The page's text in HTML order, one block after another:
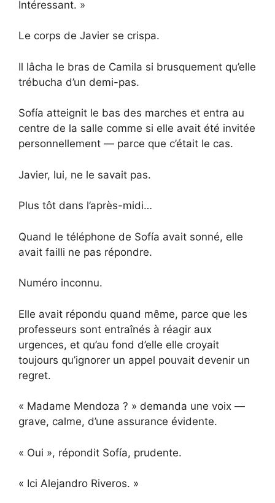
Intéressant. »
Le corps de Javier se crispa.
Il lâcha le bras de Camila si brusquement qu’elle
trébucha d’un demi-pas.
Sofía atteignit le bas des marches et entra au
centre de la salle comme si elle avait été invitée
personnellement — parce que c’était le cas.
Javier, lui, ne le savait pas.
Plus tôt dans l’après-midi…
Quand le téléphone de Sofía avait sonné, elle
avait failli ne pas répondre.
Numéro inconnu.
Elle avait répondu quand même, parce que les
professeurs sont entraînés à réagir aux
urgences, et qu’au fond d’elle elle croyait
toujours qu’ignorer un appel pouvait devenir un
regret.
« Madame Mendoza ? » demanda une voix —
grave, calme, d’une assurance évidente.
« Oui », répondit Sofía, prudente.
« Ici Alejandro Riveros. »